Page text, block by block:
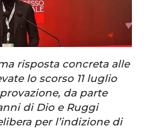
risposta concreta alle
lo scorso 11 luglio
da parte
di Dio e Ruggi
per l’indizione di